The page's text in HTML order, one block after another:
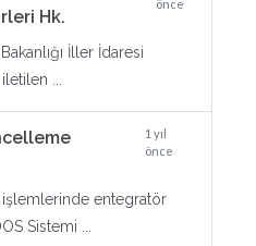
Hk.
önce
İller İdaresi
...
1 yıl
önce
işlemlerinde entegratör
Sistemi ...